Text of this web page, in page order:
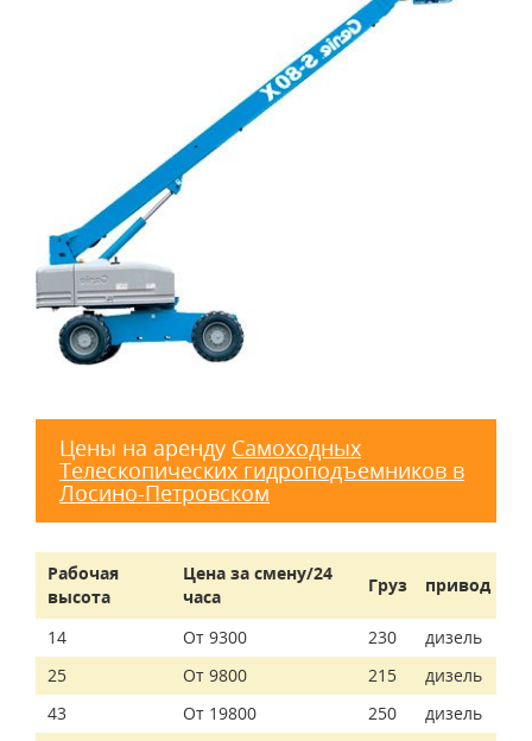
Цены на аренду Самоходных
Телескопических гидроподъемников в
Лосино-Петровском
Рабочая
высота
Цена за смену/24
часа
Груз привод
14 От 9300 230
дизель
25
От 9800 215
дизель
43
От 19800 250
дизель